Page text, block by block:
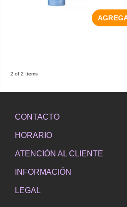
2 of 2 Items
CONTACTO
HORARIO
ATENCIÓN AL CLIENTE
INFORMACIÓN
LEGAL